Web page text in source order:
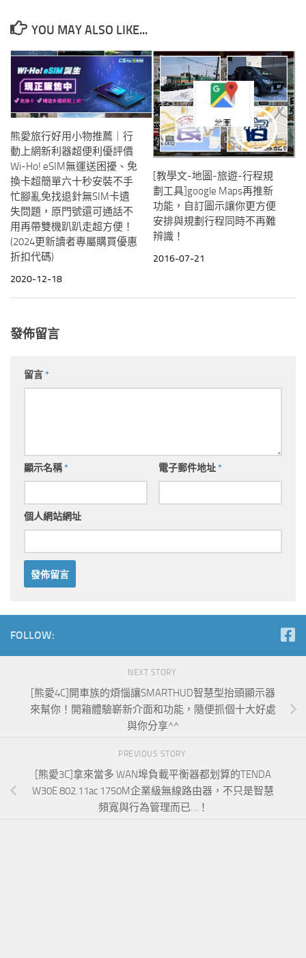
YOU MAY ALSO LIKE...
熊愛旅行好用小物推薦｜行
動上網新利器超便利優評價
Wi-Ho! eSIM無運送困擾、免
換卡超簡單六十秒安裝不手
忙腳亂免找退針無SIM卡遺
失問題，原門號還可通話不
用再帶雙機趴趴走超方便！
(2024更新讀者專屬購買優惠
折扣代碼)
2020-12-18
[教學文-地圖-旅遊-行程規
劃工具]google Maps再推新
功能，自訂圖示讓你更方便
安排與規劃行程同時不再難
辨識！
2016-07-21
發佈留言
留言*
顯示名稱* 電子郵件地址*
個人網站網址
FOLLOW:
NEXT STORY
[熊愛4C]開車族的煩惱讓SMARTHUD智慧型抬頭顯示器
來幫你！開箱體驗嶄新介面和功能，隨便抓個十大好處
與你分享^^
PREVIOUS STORY
[熊愛3C]拿來當多 WAN埠負載平衡器都划算的TENDA
W30E 802.11ac 1750M企業級無線路由器，不只是智慧
頻寬與行為管理而已…！